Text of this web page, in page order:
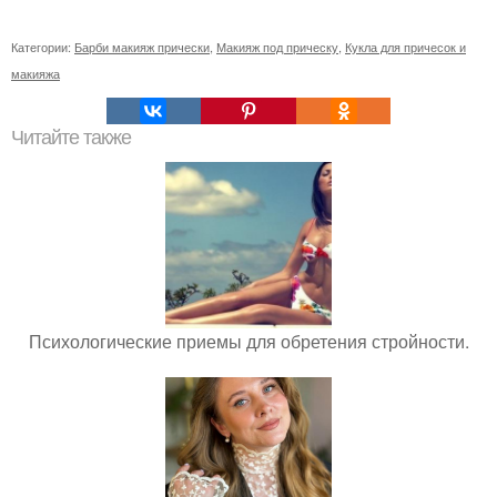
Категории: Барби макияж прически Макияж под прическу Кукла для причесок и
макияжа
Читайте также
Психологические приемы для обретения стройности.